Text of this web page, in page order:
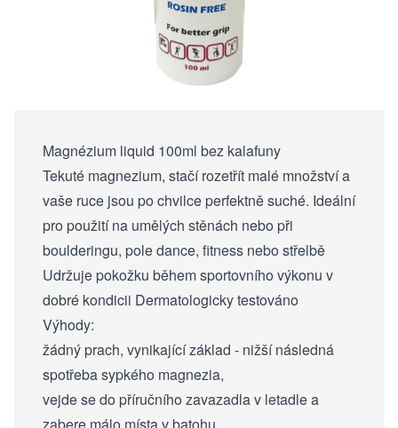
Magnézium liquid 100ml bez kalafuny
Tekuté magnezium, stačí rozetřít malé množství a
vaše ruce jsou po chvilce perfektně suché. Ideální
pro použití na umělých stěnách nebo při
boulderingu, pole dance, fitness nebo střelbě
Udržuje pokožku během sportovního výkonu v
dobré kondicii Dermatologicky testováno
Výhody:
žádný prach, vynikající základ - nižší následná
spotřeba sypkého magnezia,
vejde se do příručního zavazadla v letadle a
zabere málo místa v batohu,